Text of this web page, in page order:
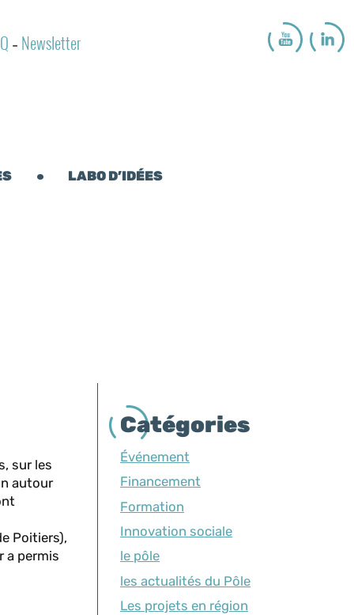
- Newsletter
LABO D’IDÉES
sur les
autour
Poitiers),
a permis
Catégories
Événement
Financement
Formation
Innovation sociale
le pôle
les actualités du Pôle
Les projets en région